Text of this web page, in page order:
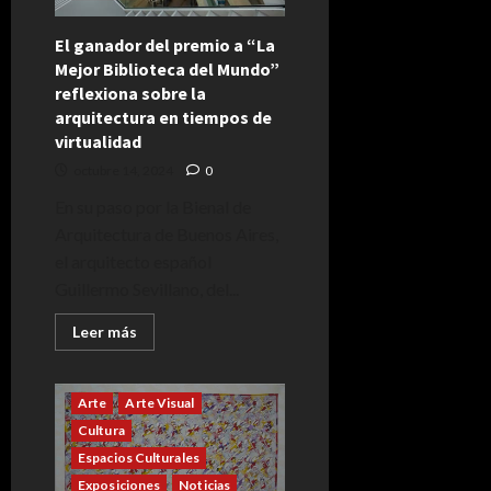
El ganador del premio a “La
Mejor Biblioteca del Mundo”
reflexiona sobre la
arquitectura en tiempos de
virtualidad
0
Leer más
más
El
ganador
del
premio
a
“La
Mejor
Arte
Arte Visual
Cultura
Espacios Culturales
Exposiciones
Noticias